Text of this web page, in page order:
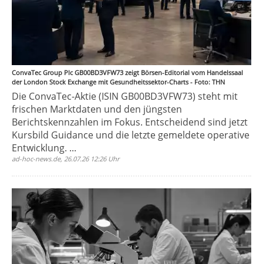
ConvaTec Group Plc GB00BD3VFW73 zeigt Börsen-Editorial vom Handelssaal
der London Stock Exchange mit Gesundheitssektor-Charts - Foto: THN
Die ConvaTec-Aktie (ISIN GB00BD3VFW73) steht mit
frischen Marktdaten und den jüngsten
Berichtskennzahlen im Fokus. Entscheidend sind jetzt
Kursbild Guidance und die letzte gemeldete operative
Entwicklung. ...
ad-hoc-news.de, 26.07.26 12:26 Uhr